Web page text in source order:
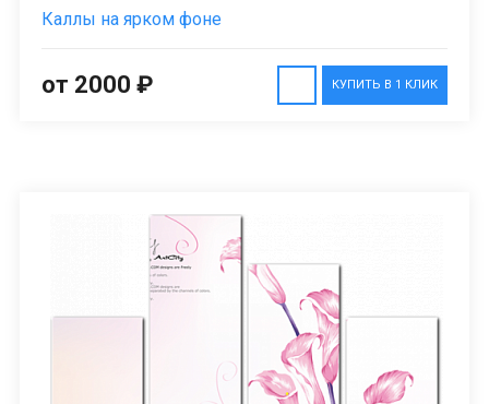
Каллы на ярком фоне
КУПИТЬ В 1 КЛИК
от 2000 ₽